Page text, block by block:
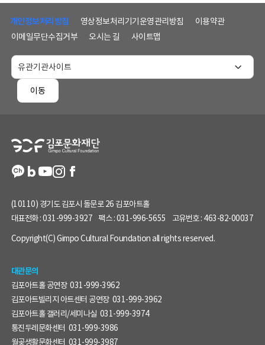
개인정보처리방침 영상정보처리기기운영관리방침
이용약관
이메일무단수집거부
오시는 길 사이트맵
이동
(10110) 경기도 김포시 돌문로 26 김포아트홀
대표전화 :031-999-3927 팩스 :031-996-5655 고유번호 : 463-82-00037
Copyright(C) Gimpo Cultural Foundation all rights reserved.
대관문의
김포아트홀 공연장 031-999-3962
김포아트빌리지 아트센터 공연장 031-999-3962
김포아트홀 갤러리/세미나실 031-999-3974
통진두레문화센터 031-999-3986
월곶생활문화센터 031-999-3987